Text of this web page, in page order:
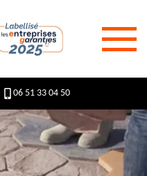
06 51 33 04 50